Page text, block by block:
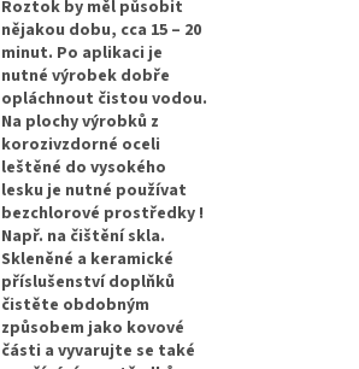
Roztok by měl působit
nějakou dobu, cca 15 – 20
minut. Po aplikaci je
nutné výrobek dobře
opláchnout čistou vodou.
Na plochy výrobků z
korozivzdorné oceli
leštěné do vysokého
lesku je nutné používat
bezchlorové prostředky !
Např. na čištění skla.
Skleněné a keramické
příslušenství doplňků
čistěte obdobným
způsobem jako kovové
části a vyvarujte se také